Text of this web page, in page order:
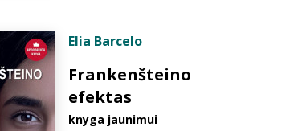
Elia Barcelo
Frankenšteino
efektas
knyga jaunimui